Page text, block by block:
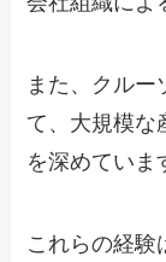
また、クルー
て、大規模な
を深めていま
これらの経験